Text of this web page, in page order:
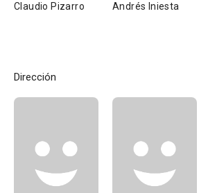
Claudio Pizarro Andrés Iniesta
Dirección